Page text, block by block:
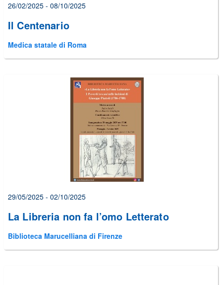
26/02/2025 - 08/10/2025
Il Centenario
Medica statale di Roma
29/05/2025 - 02/10/2025
La Libreria non fa l’omo Letterato
Biblioteca Marucelliana di Firenze